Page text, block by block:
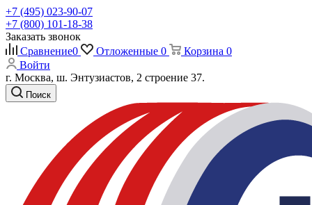
+7 (495) 023-90-07
+7 (800) 101-18-38
Заказать звонок
Сравнение0 Отложенные 0 Корзина 0
Войти
г. Москва, ш. Энтузиастов, 2 строение 37.
Поиск